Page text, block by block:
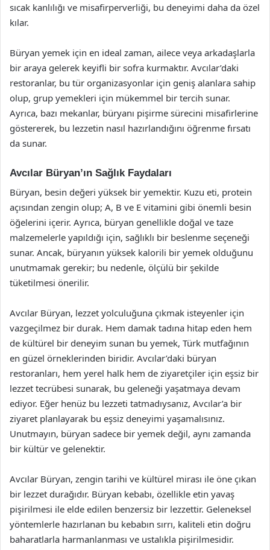
sıcak kanlılığı ve misafirperverliği, bu deneyimi daha da özel
kılar.
Büryan yemek için en ideal zaman, ailece veya arkadaşlarla
bir araya gelerek keyifli bir sofra kurmaktır. Avcılar’daki
restoranlar, bu tür organizasyonlar için geniş alanlara sahip
olup, grup yemekleri için mükemmel bir tercih sunar.
Ayrıca, bazı mekanlar, büryanı pişirme sürecini misafirlerine
göstererek, bu lezzetin nasıl hazırlandığını öğrenme fırsatı
da sunar.
Avcılar Büryan’ın Sağlık Faydaları
Büryan, besin değeri yüksek bir yemektir. Kuzu eti, protein
açısından zengin olup; A, B ve E vitamini gibi önemli besin
öğelerini içerir. Ayrıca, büryan genellikle doğal ve taze
malzemelerle yapıldığı için, sağlıklı bir beslenme seçeneği
sunar. Ancak, büryanın yüksek kalorili bir yemek olduğunu
unutmamak gerekir; bu nedenle, ölçülü bir şekilde
tüketilmesi önerilir.
Avcılar Büryan, lezzet yolculuğuna çıkmak isteyenler için
vazgeçilmez bir durak. Hem damak tadına hitap eden hem
de kültürel bir deneyim sunan bu yemek, Türk mutfağının
en güzel örneklerinden biridir. Avcılar’daki büryan
restoranları, hem yerel halk hem de ziyaretçiler için eşsiz bir
lezzet tecrübesi sunarak, bu geleneği yaşatmaya devam
ediyor. Eğer henüz bu lezzeti tatmadıysanız, Avcılar’a bir
ziyaret planlayarak bu eşsiz deneyimi yaşamalısınız.
Unutmayın, büryan sadece bir yemek değil, aynı zamanda
bir kültür ve gelenektir.
Avcılar Büryan, zengin tarihi ve kültürel mirası ile öne çıkan
bir lezzet durağıdır. Büryan kebabı, özellikle etin yavaş
pişirilmesi ile elde edilen benzersiz bir lezzettir. Geleneksel
yöntemlerle hazırlanan bu kebabın sırrı, kaliteli etin doğru
baharatlarla harmanlanması ve ustalıkla pişirilmesidir.